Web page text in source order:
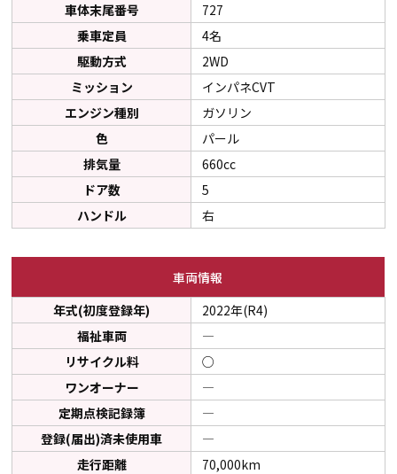
車体末尾番号
727
乗車定員
4名
駆動方式
2WD
ミッション
インパネCVT
エンジン種別
ガソリン
色
パール
排気量
660cc
ドア数
5
ハンドル
右
車両情報
年式(初度登録年)
2022年(R4)
福祉車両
―
リサイクル料
○
ワンオーナー
―
定期点検記録簿
―
登録(届出)済未使用車
―
走行距離
70,000km